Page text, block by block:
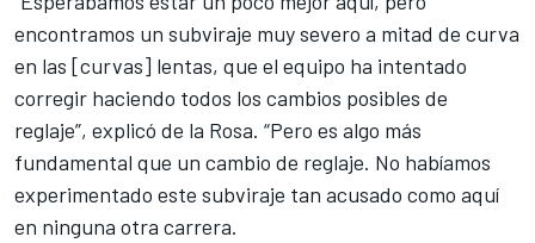
encontramos un subviraje muy severo a mitad de curva
en las [curvas] lentas, que el equipo ha intentado
corregir haciendo todos los cambios posibles de
reglaje”, explicó de la Rosa. “Pero es algo más
fundamental que un cambio de reglaje. No habíamos
experimentado este subviraje tan acusado como aquí
en ninguna otra carrera.